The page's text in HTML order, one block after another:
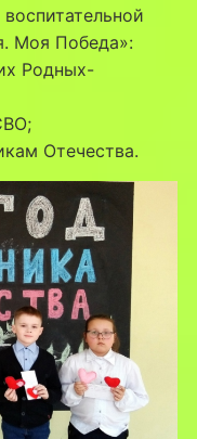
Моя Победа»:
Родных-
Отечества.